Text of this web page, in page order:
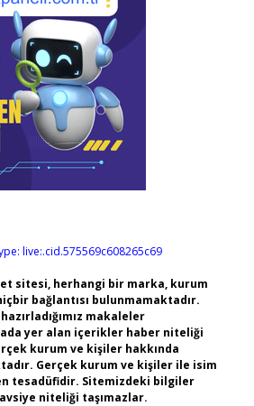
live:.cid.575569c608265c69
sitesi, herhangi bir marka, kurum
bağlantısı bulunmamaktadır.
makaleler
yer alan içerikler haber niteliği
kurum ve kişiler hakkında
Gerçek kurum ve kişiler ile isim
tesadüfidir. Sitemizdeki bilgiler
niteliği taşımazlar.